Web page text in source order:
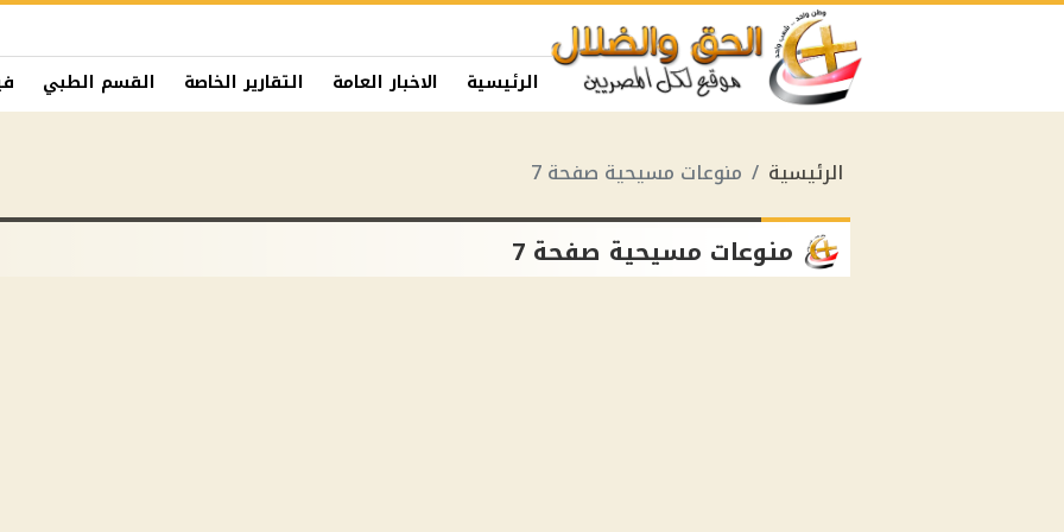
الرئيسية الاخبار العامة التقارير الخاصة القسم الطبي
الرئيسية منوعات مسيحية صفحة 7
منوعات مسيحية صفحة 7